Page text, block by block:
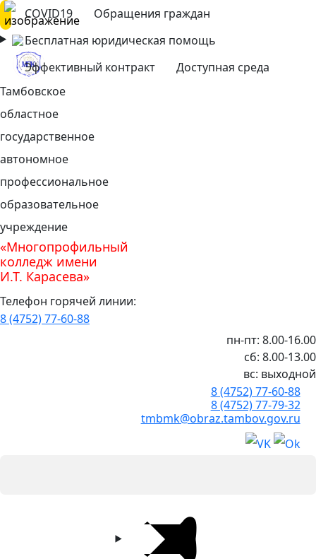
COVID19
Обращения граждан
Бесплатная юридическая помощь
Эффективный контракт
Доступная среда
Тамбовское
областное
государственное
автономное
профессиональное
образовательное
учреждение
«Многопрофильный
колледж имени
И.Т. Карасева»
Телефон горячей линии:
8 (4752) 77-60-88
пн-пт: 8.00-16.00
сб: 8.00-13.00
вс: выходной
8 (4752) 77-60-88
8 (4752) 77-79-32
tmbmk@obraz.tambov.gov.ru